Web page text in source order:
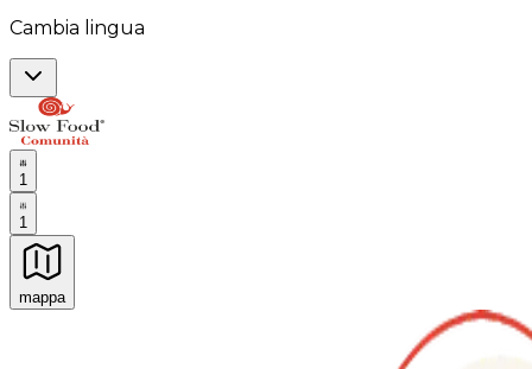
Cambia lingua
1
1
mappa
Esperienze culinarie indimenticabili: Esperienze